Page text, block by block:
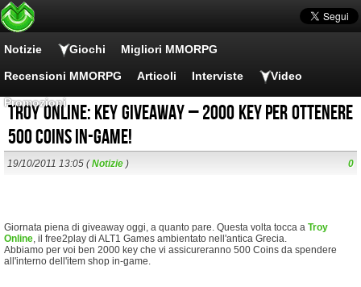
Notizie Giochi Migliori MMORPG
Recensioni MMORPG Articoli Interviste Video
Promozioni
Troy Online: key giveaway – 2000 key per ottenere
500 Coins in-game!
19/10/2011 13:05 (Notizie ) 0
Giornata piena di giveaway oggi, a quanto pare. Questa volta tocca a Troy
Online, il free2play di ALT1 Games ambientato nell'antica Grecia.
Abbiamo per voi ben 2000 key che vi assicureranno 500 Coins da spendere
all'interno dell'item shop in-game.